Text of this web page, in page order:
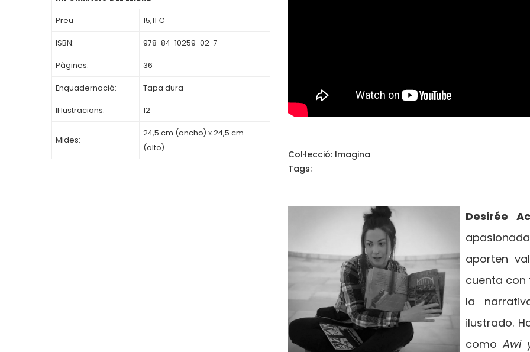
Preu 15,11 €
ISBN: 978-84-10259-02-7
Pàgines: 36
Enquadernació: Tapa dura
Il·lustracions: 12
Mides:
24,5 cm (ancho) x 24,5 cm
(alto)
Col·lecció: Imagina
Tags:
Desirée
aporten
cuenta con
la
ilustrado.
como Awi